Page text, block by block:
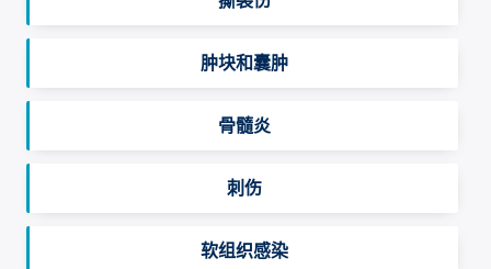
肿块和囊肿
骨髓炎
刺伤
软组织感染